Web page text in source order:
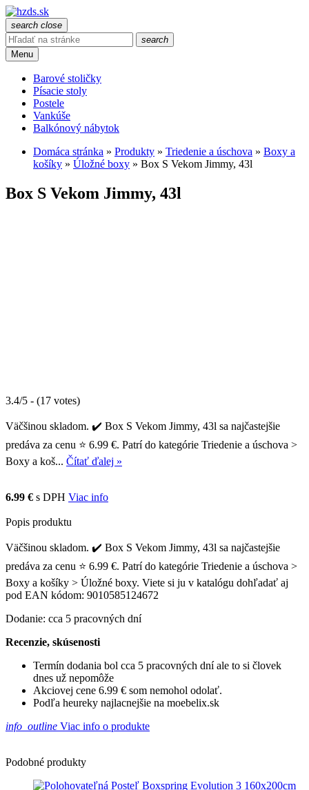
search close
search
Menu
Barové stoličky
Písacie stoly
Postele
Vankúše
Balkónový nábytok
Domáca stránka » Produkty » Triedenie a úschova » Boxy a
košíky » Úložné boxy » Box S Vekom Jimmy, 43l
Box S Vekom Jimmy, 43l
3.4/5 - (17 votes)
Väčšinou skladom. ✔️ Box S Vekom Jimmy, 43l sa najčastejšie
predáva za cenu ⭐ 6.99 €. Patrí do kategórie Triedenie a úschova >
Boxy a koš... Čítať ďalej »
6.99 € s DPH Viac info
Popis produktu
Väčšinou skladom. ✔️ Box S Vekom Jimmy, 43l sa najčastejšie
predáva za cenu ⭐ 6.99 €. Patrí do kategórie Triedenie a úschova >
Boxy a košíky > Úložné boxy. Viete si ju v katalógu dohľadať aj
pod EAN kódom: 9010585124672
Dodanie: cca 5 pracovných dní
Recenzie, skúsenosti
Termín dodania bol cca 5 pracovných dní ale to si človek
dnes už nepomôže
Akciovej cene 6.99 € som nemohol odolať.
Podľa heureky najlacnejšie na moebelix.sk
info_outline Viac info o produkte
Podobné produkty